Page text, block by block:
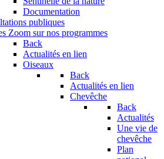
Documentation
publiques
Zoom sur nos programmes
Back
Actualités en lien
Oiseaux
Back
Actualités en lien
Chevêche
Back
Actualités
Une vie de
chevêche
Plan